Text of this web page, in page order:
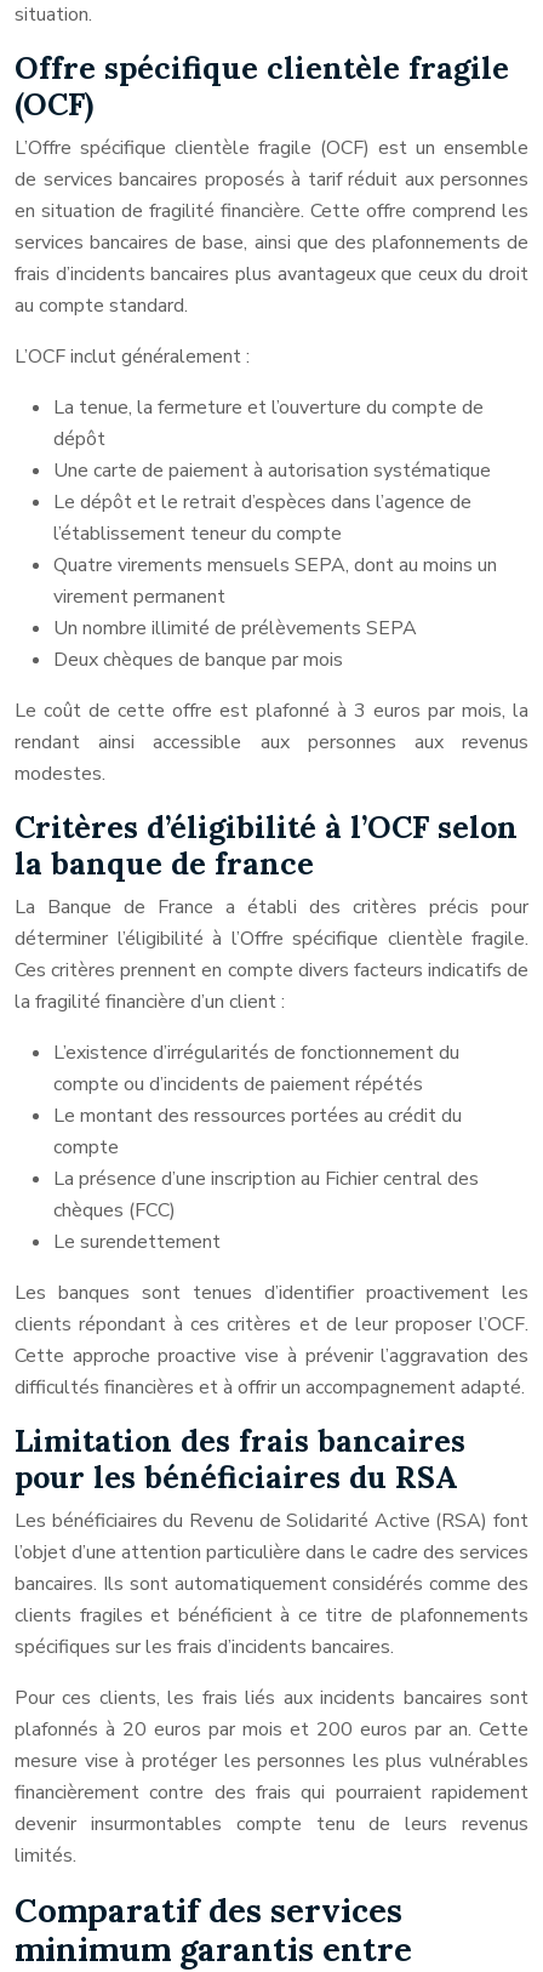
situation.
Offre spécifique clientèle fragile
(OCF)
L’Offre spécifique clientèle fragile (OCF) est un ensemble
de services bancaires proposés à tarif réduit aux personnes
en situation de fragilité financière. Cette offre comprend les
services bancaires de base, ainsi que des plafonnements de
frais d’incidents bancaires plus avantageux que ceux du droit
au compte standard.
L’OCF inclut généralement :
La tenue, la fermeture et l’ouverture du compte de
dépôt
Une carte de paiement à autorisation systématique
Le dépôt et le retrait d’espèces dans l’agence de
l’établissement teneur du compte
Quatre virements mensuels SEPA, dont au moins un
virement permanent
Un nombre illimité de prélèvements SEPA
Deux chèques de banque par mois
Le coût de cette offre est plafonné à 3 euros par mois, la
rendant ainsi accessible aux personnes aux revenus
modestes.
Critères d’éligibilité à l’OCF selon
la banque de france
La Banque de France a établi des critères précis pour
déterminer l’éligibilité à l’Offre spécifique clientèle fragile.
Ces critères prennent en compte divers facteurs indicatifs de
la fragilité financière d’un client :
L’existence d’irrégularités de fonctionnement du
compte ou d’incidents de paiement répétés
Le montant des ressources portées au crédit du
compte
La présence d’une inscription au Fichier central des
chèques (FCC)
Le surendettement
Les banques sont tenues d’identifier proactivement les
clients répondant à ces critères et de leur proposer l’OCF.
Cette approche proactive vise à prévenir l’aggravation des
difficultés financières et à offrir un accompagnement adapté.
Limitation des frais bancaires
pour les bénéficiaires du RSA
Les bénéficiaires du Revenu de Solidarité Active (RSA) font
l’objet d’une attention particulière dans le cadre des services
bancaires. Ils sont automatiquement considérés comme des
clients fragiles et bénéficient à ce titre de plafonnements
spécifiques sur les frais d’incidents bancaires.
Pour ces clients, les frais liés aux incidents bancaires sont
plafonnés à 20 euros par mois et 200 euros par an. Cette
mesure vise à protéger les personnes les plus vulnérables
financièrement contre des frais qui pourraient rapidement
devenir insurmontables compte tenu de leurs revenus
limités.
Comparatif des services
minimum garantis entre